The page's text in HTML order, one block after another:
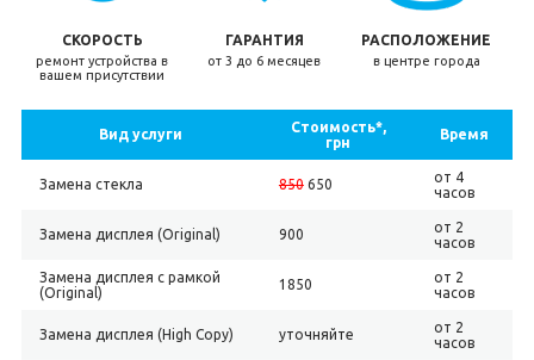
СКОРОСТЬ
ремонт устройства в
вашем присутствии
ГАРАНТИЯ
от 3 до 6 месяцев
РАСПОЛОЖЕНИЕ
в центре города
Вид услуги
Стоимость*,
грн
Время
Замена стекла 850650
от 4
часов
Замена дисплея (Original) 900
от 2
часов
Замена дисплея с рамкой
(Original)
1850
от 2
часов
Замена дисплея (High Copy) уточняйте
от 2
часов